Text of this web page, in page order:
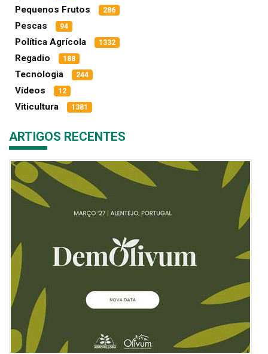
Pequenos Frutos 286
Pescas 94
Política Agrícola 1332
Regadio 188
Tecnologia 244
Vídeos 12
Viticultura 1381
ARTIGOS RECENTES